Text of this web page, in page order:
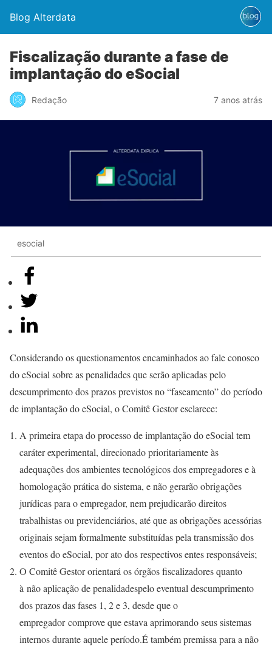
Blog Alterdata
Fiscalização durante a fase de
implantação do eSocial
Redação 7 anos atrás
esocial
Considerando os questionamentos encaminhados ao fale conosco
do eSocial sobre as penalidades que serão aplicadas pelo
descumprimento dos prazos previstos no “faseamento” do período
de implantação do eSocial, o Comitê Gestor esclarece:
A primeira etapa do processo de implantação do eSocial tem
caráter experimental, direcionado prioritariamente às
adequações dos ambientes tecnológicos dos empregadores e à
homologação prática do sistema, e não gerarão obrigações
jurídicas para o empregador, nem prejudicarão direitos
trabalhistas ou previdenciários, até que as obrigações acessórias
originais sejam formalmente substituídas pela transmissão dos
eventos do eSocial, por ato dos respectivos entes responsáveis;
O Comitê Gestor orientará os órgãos fiscalizadores quanto
à não aplicação de penalidadespelo eventual descumprimento
dos prazos das fases 1, 2 e 3, desde que o
empregador comprove que estava aprimorando seus sistemas
internos durante aquele período.É também premissa para a não